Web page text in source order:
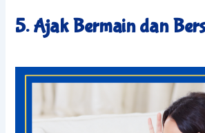
5. Ajak Bermain dan